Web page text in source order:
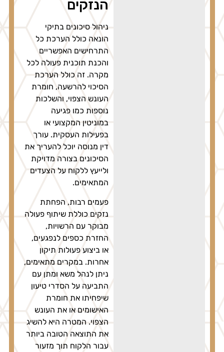
הנזקים
ניהול סיכונים בתיקי
הונאה כולל הערכת כל
התרחישים האפשריים
והכנת תוכנית פעולה לכל
מקרה. זה כולל הערכת
הסיכוי להרשעה, חומרת
העונש הצפוי, והשלכות
נוספות כמו פגיעה
במוניטין המקצועי או
בפעילות העסקית. עורך
דין מנוסה יוכל להעריך את
הסיכונים בצורה מדויקת
ולייעץ ללקוח על הצעדים
המתאימים.
פעמים רבות, הפחתת
נזקים כוללת שיתוף פעולה
מבוקר עם הרשויות,
החזרת כספים לנפגעים,
או ביצוע פעולות תיקון
אחרות. במקרים מתאימים,
ניתן לנהל משא ומתן עם
התביעה על הסדרי טיעון
שיפחיתו את חומרת
האישומים או את העונש
הצפוי. המטרה היא להשיג
את התוצאה הטובה ביותר
עבור הלקוח תוך מזעור